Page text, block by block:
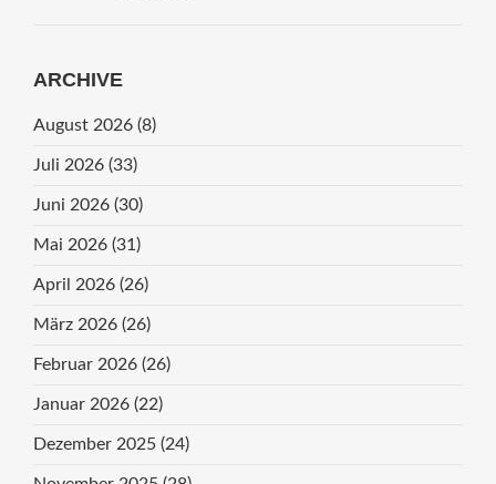
ARCHIVE
August 2026 (8)
Juli 2026 (33)
Juni 2026 (30)
Mai 2026 (31)
April 2026 (26)
März 2026 (26)
Februar 2026 (26)
Januar 2026 (22)
Dezember 2025 (24)